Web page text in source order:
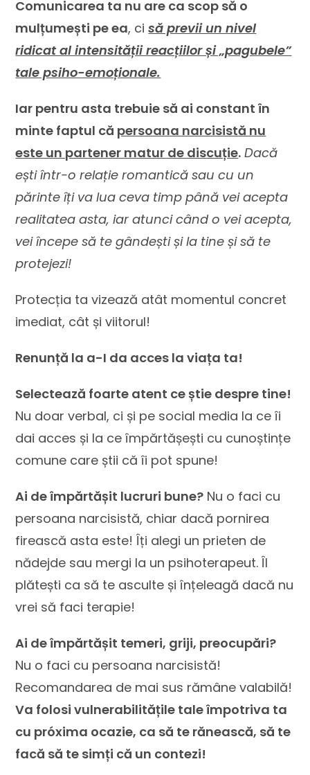
Comunicarea ta nu are ca scop să o
mulțumești pe ea, cisă previi un nivel
ridicat al intensității reacțiilor și „pagubele”
tale psiho-emoționale.
Iar pentru asta trebuie să ai constant în
minte faptul că persoana narcisistă nu
este un partener matur de discuție. Dacă
ești într-o relație romantică sau cu un
părinte îți va lua ceva timp până vei acepta
realitatea asta, iar atunci când o vei acepta,
vei începe să te gândești și la tine și să te
protejezi!
Protecția ta vizează atât momentul concret
imediat, cât și viitorul!
Renunță la a-I da acces la viața ta!
Selectează foarte atent ce știe despre tine!
Nu doar verbal, ci și pe social media la ce îi
dai acces și la ce împărtășești cu cunoștințe
comune care știi că îi pot spune!
Ai de împărtășit lucruri bune? Nu o faci cu
persoana narcisistă, chiar dacă pornirea
firească asta este! Îți alegi un prieten de
nădejde sau mergi la un psihoterapeut. Îl
plătești ca să te asculte și înțeleagă dacă nu
vrei să faci terapie!
Ai de împărtășit temeri, griji, preocupări?
Nu o faci cu persoana narcisistă!
Recomandarea de mai sus rămâne valabilă!
Va folosi vulnerabilitățile tale împotriva ta
cu próxima ocazie, ca să te rănească, să te
facă să te simți că un contezi!